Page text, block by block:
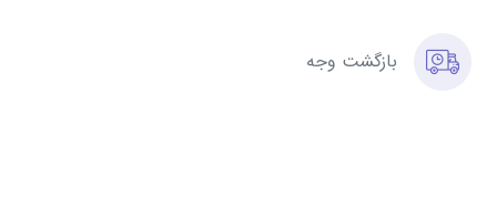
بازگشت وجه